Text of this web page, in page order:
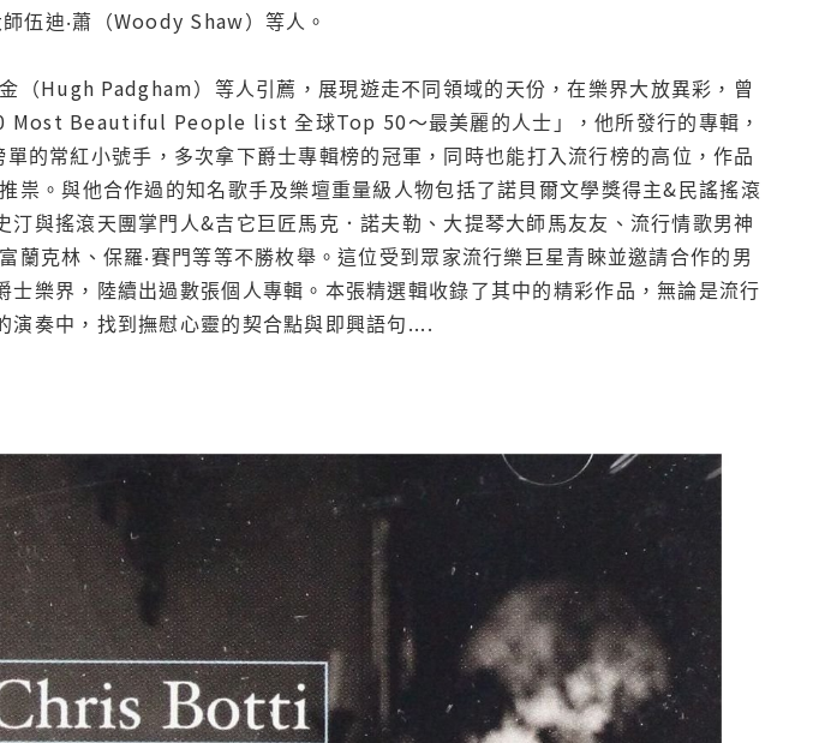
伍迪‧蕭（Woody Shaw）等人。
（Hugh Padgham）等人引薦，展現遊走不同領域的天份，在樂界大放異彩，曾
Beautiful People list 全球Top 50～最美麗的人士」，他所發行的專輯，
的常紅小號手，多次拿下爵士專輯榜的冠軍，同時也能打入流行榜的高位，作品
祟。與他合作過的知名歌手及樂壇重量級人物包括了諾貝爾文學獎得主&民謠搖滾
與搖滾天團掌門人&吉它巨匠馬克．諾夫勒、大提琴大師馬友友、流行情歌男神
蘭克林、保羅‧賽門等等不勝枚舉。這位受到眾家流行樂巨星青睞並邀請合作的男
樂界，陸續出過數張個人專輯。本張精選輯收錄了其中的精彩作品，無論是流行
奏中，找到撫慰心靈的契合點與即興語句....